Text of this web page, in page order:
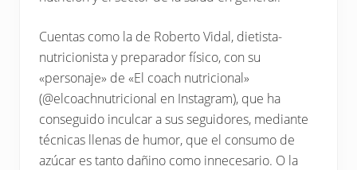
Cuentas como la de Roberto Vidal, dietista-
nutricionista y preparador físico, con su
«personaje» de «El coach nutricional»
(@elcoachnutricional en Instagram), que ha
conseguido inculcar a sus seguidores, mediante
técnicas llenas de humor, que el consumo de
azúcar es tanto dañino como innecesario. O la